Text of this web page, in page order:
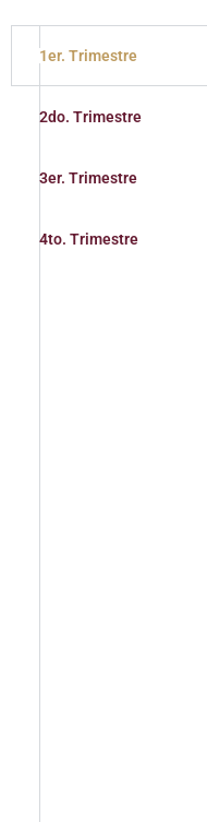
1er. Trimestre
2do. Trimestre
3er. Trimestre
4to. Trimestre